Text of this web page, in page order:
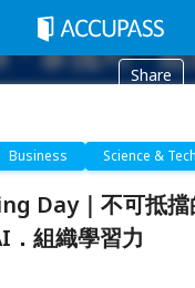
Share
Business Science & Tech
Day｜不可抵擋
．組織學習力